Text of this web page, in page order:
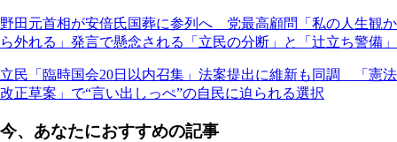
野田元首相が安倍氏国葬に参列へ 党最高顧問「私の人生観か
ら外れる」発言で懸念される「立民の分断」と「辻立ち警備」
立民「臨時国会20日以内召集」法案提出に維新も同調 「憲法
改正草案」で“言い出しっぺ”の自民に迫られる選択
今、あなたにおすすめの記事